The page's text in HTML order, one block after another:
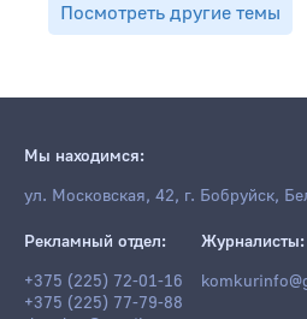
Посмотреть другие темы
Мы находимся:
ул. Московская, 42, г. Бобруйск,
Рекламный отдел:
+375 (225) 72-01-16
+375 (225) 77-79-88
Журналисты: